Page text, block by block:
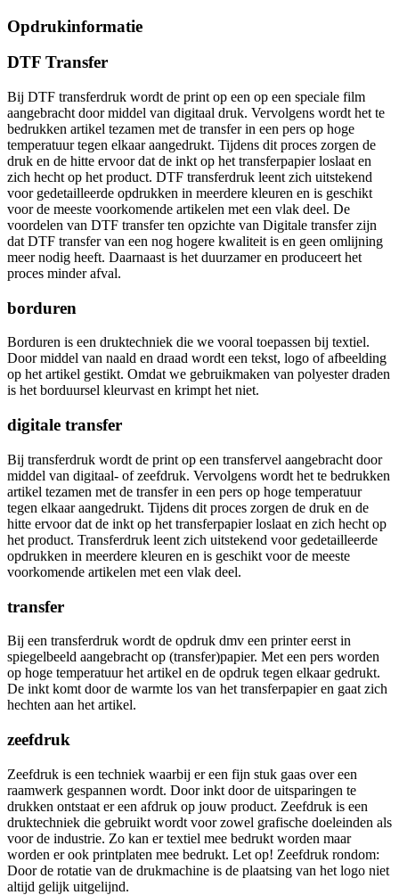
Opdrukinformatie
DTF Transfer
Bij DTF transferdruk wordt de print op een op een speciale film
aangebracht door middel van digitaal druk. Vervolgens wordt het te
bedrukken artikel tezamen met de transfer in een pers op hoge
temperatuur tegen elkaar aangedrukt. Tijdens dit proces zorgen de
druk en de hitte ervoor dat de inkt op het transferpapier loslaat en
zich hecht op het product. DTF transferdruk leent zich uitstekend
voor gedetailleerde opdrukken in meerdere kleuren en is geschikt
voor de meeste voorkomende artikelen met een vlak deel. De
voordelen van DTF transfer ten opzichte van Digitale transfer zijn
dat DTF transfer van een nog hogere kwaliteit is en geen omlijning
meer nodig heeft. Daarnaast is het duurzamer en produceert het
proces minder afval.
borduren
Borduren is een druktechniek die we vooral toepassen bij textiel.
Door middel van naald en draad wordt een tekst, logo of afbeelding
op het artikel gestikt. Omdat we gebruikmaken van polyester draden
is het borduursel kleurvast en krimpt het niet.
digitale transfer
Bij transferdruk wordt de print op een transfervel aangebracht door
middel van digitaal- of zeefdruk. Vervolgens wordt het te bedrukken
artikel tezamen met de transfer in een pers op hoge temperatuur
tegen elkaar aangedrukt. Tijdens dit proces zorgen de druk en de
hitte ervoor dat de inkt op het transferpapier loslaat en zich hecht op
het product. Transferdruk leent zich uitstekend voor gedetailleerde
opdrukken in meerdere kleuren en is geschikt voor de meeste
voorkomende artikelen met een vlak deel.
transfer
Bij een transferdruk wordt de opdruk dmv een printer eerst in
spiegelbeeld aangebracht op (transfer)papier. Met een pers worden
op hoge temperatuur het artikel en de opdruk tegen elkaar gedrukt.
De inkt komt door de warmte los van het transferpapier en gaat zich
hechten aan het artikel.
zeefdruk
Zeefdruk is een techniek waarbij er een fijn stuk gaas over een
raamwerk gespannen wordt. Door inkt door de uitsparingen te
drukken ontstaat er een afdruk op jouw product. Zeefdruk is een
druktechniek die gebruikt wordt voor zowel grafische doeleinden als
voor de industrie. Zo kan er textiel mee bedrukt worden maar
worden er ook printplaten mee bedrukt. Let op! Zeefdruk rondom:
Door de rotatie van de drukmachine is de plaatsing van het logo niet
altijd gelijk uitgelijnd.